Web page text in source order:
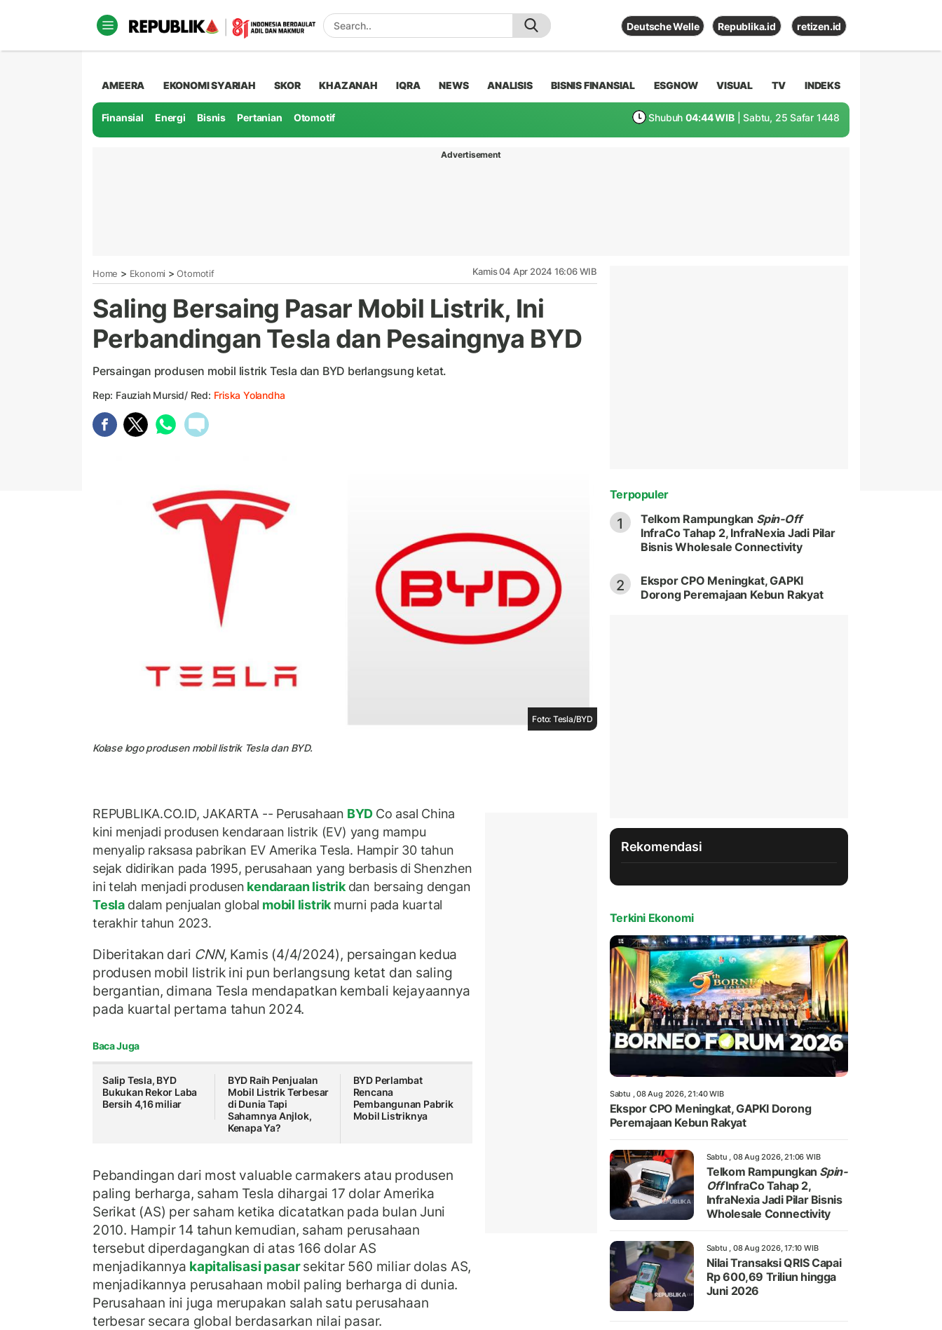
Deutsche Welle Republika.id retizen.id
AMEERA EKONOMI SYARIAH SKOR KHAZANAH IQRA NEWS ANALISIS BISNIS FINANSIAL ESGNOW VISUAL TV INDEKS
Finansial Energi Bisnis Pertanian Otomotif Shubuh 04:44 WIB | Sabtu, 25 Safar 1448
Advertisement
Home > Ekonomi > Otomotif Kamis 04 Apr 2024 16:06 WIB
Saling Bersaing Pasar Mobil Listrik, Ini
Perbandingan Tesla dan Pesaingnya BYD
Persaingan produsen mobil listrik Tesla dan BYD berlangsung ketat.
Rep: Fauziah Mursid/ Red: Friska Yolandha
Foto: Tesla/BYD
Kolase logo produsen mobil listrik Tesla dan BYD.
REPUBLIKA.CO.ID, JAKARTA -- Perusahaan BYD Co asal China
kini menjadi produsen kendaraan listrik (EV) yang mampu
menyalip raksasa pabrikan EV Amerika Tesla. Hampir 30 tahun
sejak didirikan pada 1995, perusahaan yang berbasis di Shenzhen
ini telah menjadi produsen kendaraan listrik dan bersaing dengan
Tesla dalam penjualan global mobil listrik murni pada kuartal
terakhir tahun 2023.
Diberitakan dari CNN, Kamis (4/4/2024), persaingan kedua
produsen mobil listrik ini pun berlangsung ketat dan saling
bergantian, dimana Tesla mendapatkan kembali kejayaannya
pada kuartal pertama tahun 2024.
Baca Juga
Salip Tesla, BYD
Bukukan Rekor Laba
Bersih 4,16 miliar
BYD Raih Penjualan
Mobil Listrik Terbesar
di Dunia Tapi
Sahamnya Anjlok,
Kenapa Ya?
BYD Perlambat
Rencana
Pembangunan Pabrik
Mobil Listriknya
Pebandingan dari most valuable carmakers atau produsen
paling berharga, saham Tesla dihargai 17 dolar Amerika
Serikat (AS) per saham ketika dicatatkan pada bulan Juni
2010. Hampir 14 tahun kemudian, saham perusahaan
tersebut diperdagangkan di atas 166 dolar AS
menjadikannya kapitalisasi pasarsekitar 560 miliar dolas AS,
menjadikannya perusahaan mobil paling berharga di dunia.
Perusahaan ini juga merupakan salah satu perusahaan
terbesar secara global berdasarkan nilai pasar.
Terpopuler
1 Telkom Rampungkan Spin-Off
InfraCo Tahap 2, InfraNexia Jadi Pilar
Bisnis Wholesale Connectivity
2
Ekspor CPO Meningkat, GAPKI
Dorong Peremajaan Kebun Rakyat
Rekomendasi
Terkini Ekonomi
Sabtu , 08 Aug 2026, 21:40 WIB
Ekspor CPO Meningkat, GAPKI Dorong
Peremajaan Kebun Rakyat
Sabtu , 08 Aug 2026, 21:06 WIB
Telkom Rampungkan Spin-
OffInfraCo Tahap 2,
InfraNexia Jadi Pilar Bisnis
Wholesale Connectivity
Sabtu , 08 Aug 2026, 17:10 WIB
Nilai Transaksi QRIS Capai
Rp 600,69 Triliun hingga
Juni 2026